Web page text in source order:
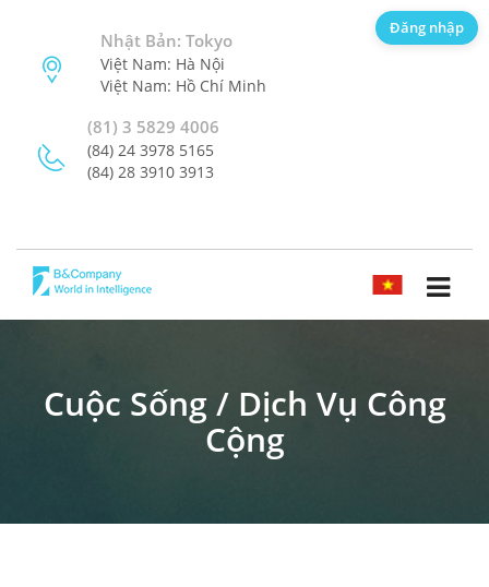
Nhật Bản: Tokyo
Việt Nam: Hà Nội
Việt Nam: Hồ Chí Minh
(81) 3 5829 4006
(84) 24 3978 5165
(84) 28 3910 3913
TIẾNG VIỆT
Cuộc Sống / Dịch Vụ Công
Cộng
Đăng nhập